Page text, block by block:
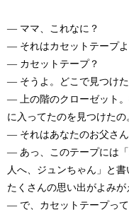
— ママ、これなに？
— それはカセットテープよ
— カセットテープ？
— そうよ。どこで見つけた
— 上の階のクローゼット
に入ってたのを見つけたの
— それはあなたのお父さん
— あっ、このテープには
人へ、ジュンちゃん」と書
たくさんの思い出がよみが
— で、カセットテープって